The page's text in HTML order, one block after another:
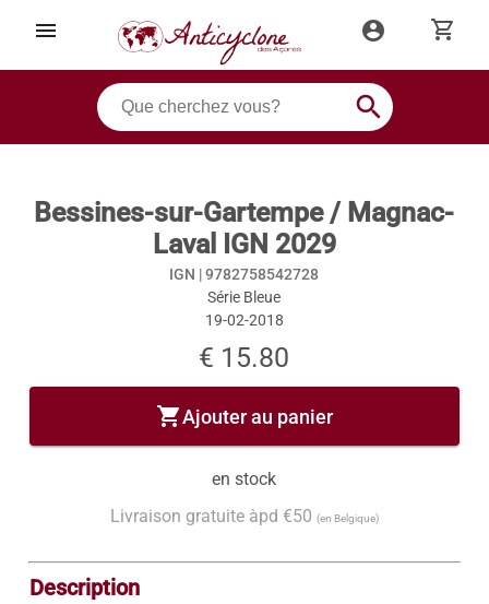
menu account_circle shopping_cart
search
Bessines-sur-Gartempe / Magnac-
Laval IGN 2029
IGN |9782758542728
Série Bleue
19-02-2018
€ 15.80
shopping_cartAjouter au panier
en stock
Livraison gratuite àpd €50 (en Belgique)
Description